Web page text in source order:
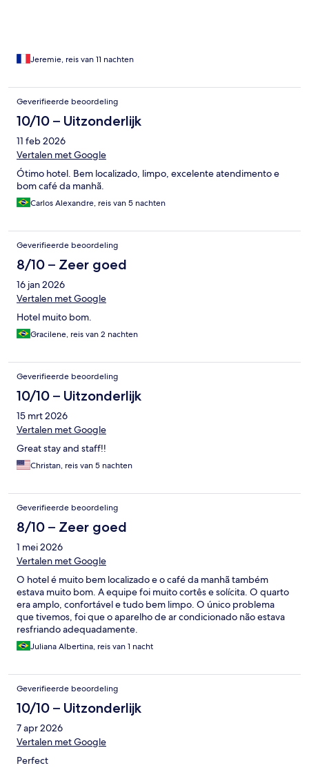
Jeremie, reis van 11 nachten
Geverifieerde beoordeling
10/10 – Uitzonderlijk
11 feb 2026
Vertalen met Google
Ótimo hotel. Bem localizado, limpo, excelente atendimento e
bom café da manhã.
Carlos Alexandre, reis van 5 nachten
Geverifieerde beoordeling
8/10 – Zeer goed
16 jan 2026
Vertalen met Google
Hotel muito bom.
Gracilene, reis van 2 nachten
Geverifieerde beoordeling
10/10 – Uitzonderlijk
15 mrt 2026
Vertalen met Google
Great stay and staff!!
Christan, reis van 5 nachten
Geverifieerde beoordeling
8/10 – Zeer goed
1 mei 2026
Vertalen met Google
O hotel é muito bem localizado e o café da manhã também
estava muito bom. A equipe foi muito cortês e solícita. O quarto
era amplo, confortável e tudo bem limpo. O único problema
que tivemos, foi que o aparelho de ar condicionado não estava
resfriando adequadamente.
Juliana Albertina, reis van 1 nacht
Geverifieerde beoordeling
10/10 – Uitzonderlijk
7 apr 2026
Vertalen met Google
Perfect